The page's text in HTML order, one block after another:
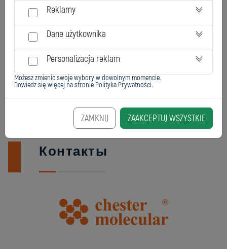
Контакты
Reklamy
Dane użytkownika
Personalizacja reklam
Możesz zmienić swoje wybory w dowolnym momencie.
Dowiedz się więcej na stronie Polityka Prywatności.
ZAMKNIJ ZAAKCEPTUJ WSZYSTKIE